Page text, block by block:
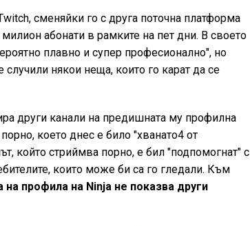
сменяйки го с друга поточна платформа
абонати в рамките на пет дни. В своето
плавно и супер професионално", но
някои неща, които го карат да се
други канали на предишната му профилна
което днес е било "хванато4 от
който стриймва порно, е бил "подпомогнат" с
които може би са го гледали. Към
на профила на Ninja не показва други